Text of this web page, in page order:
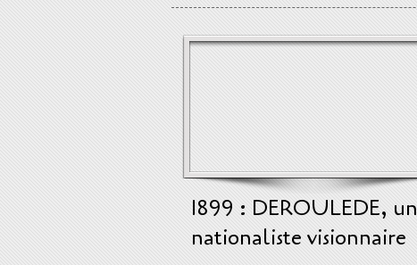
1899 : DEROULEDE, un
nationaliste visionnaire